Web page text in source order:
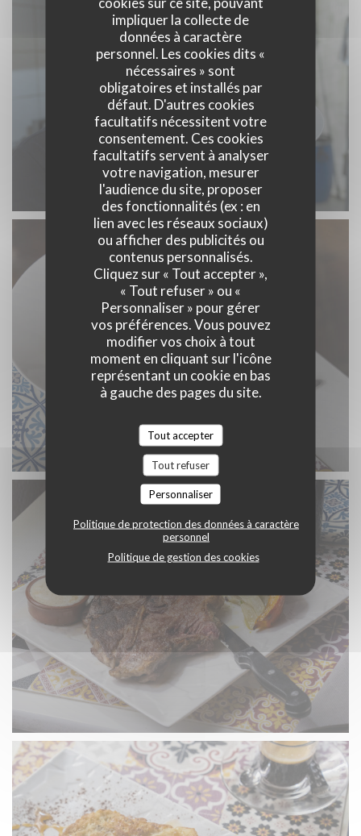
impliquer la collecte de
données à caractère
personnel. Les cookies dits «
nécessaires » sont
obligatoires et installés par
défaut. D'autres cookies
facultatifs nécessitent votre
consentement. Ces cookies
facultatifs servent à analyser
votre navigation, mesurer
l'audience du site, proposer
des fonctionnalités (ex : en
lien avec les réseaux sociaux)
ou afficher des publicités ou
contenus personnalisés.
Cliquez sur « Tout accepter »,
« Tout refuser » ou «
Personnaliser » pour gérer
vos préférences. Vous pouvez
modifier vos choix à tout
moment en cliquant sur l'icône
représentant un cookie en bas
à gauche des pages du site.
Tout accepter
Tout refuser
Personnaliser
Politique de protection des données à caractère
personnel
Politique de gestion des cookies